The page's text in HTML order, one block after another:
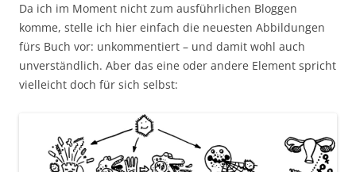
Da ich im Moment nicht zum ausführlichen Bloggen
komme, stelle ich hier einfach die neuesten Abbildungen
fürs Buch vor: unkommentiert – und damit wohl auch
unverständlich. Aber das eine oder andere Element spricht
vielleicht doch für sich selbst: